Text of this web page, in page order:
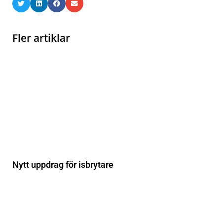
Fler artiklar
Nytt uppdrag för isbrytare